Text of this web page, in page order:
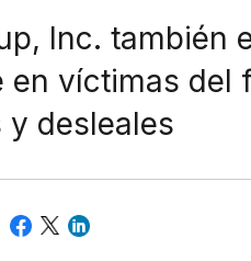
Inc. también
en víctimas del
y desleales